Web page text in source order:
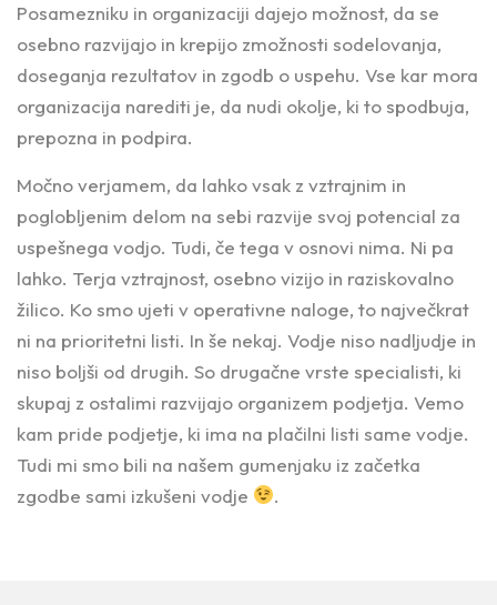
Posamezniku in organizaciji dajejo možnost, da se
osebno razvijajo in krepijo zmožnosti sodelovanja,
doseganja rezultatov in zgodb o uspehu. Vse kar mora
organizacija narediti je, da nudi okolje, ki to spodbuja,
prepozna in podpira.
Močno verjamem, da lahko vsak z vztrajnim in
poglobljenim delom na sebi razvije svoj potencial za
uspešnega vodjo. Tudi, če tega v osnovi nima. Ni pa
lahko. Terja vztrajnost, osebno vizijo in raziskovalno
žilico. Ko smo ujeti v operativne naloge, to največkrat
ni na prioritetni listi. In še nekaj. Vodje niso nadljudje in
niso boljši od drugih. So drugačne vrste specialisti, ki
skupaj z ostalimi razvijajo organizem podjetja. Vemo
kam pride podjetje, ki ima na plačilni listi same vodje.
Tudi mi smo bili na našem gumenjaku iz začetka
zgodbe sami izkušeni vodje
.